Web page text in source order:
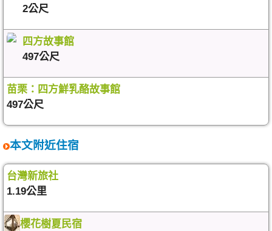
2公尺
四方故事館
497公尺
苗栗：四方鮮乳酪故事館
497公尺
本文附近住宿
台灣新旅社
1.19公里
櫻花樹夏民宿